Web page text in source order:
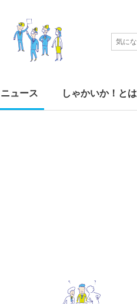
ュース しゃかいか！とは